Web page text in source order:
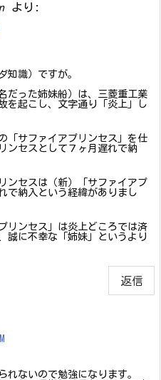
より:
識）ですが。
だった姉妹船）は、三菱重工業
を起こし、文字通り「炎上」し
「サファイアプリンセス」を仕
ンセスとして７ヶ月遅れで納
ンセスは（新）「サファイアプ
で納入という経緯がありまし
リンセス」は炎上どころでは済
誠に不幸な「姉妹」というより
返信
れないので勉強になります。